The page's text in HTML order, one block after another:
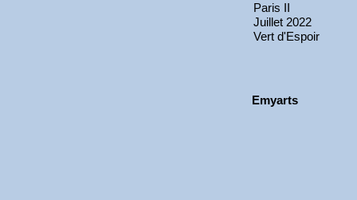
Paris II
Juillet 2022
Vert d'Espoir
Emyarts